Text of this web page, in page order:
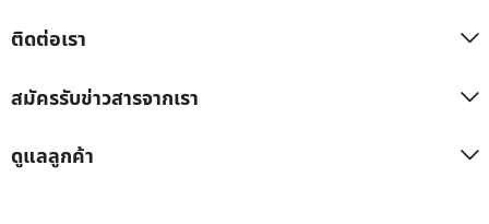
ติดต่อเรา
สมัครรับข่าวสารจากเรา
ดูแลลูกค้า